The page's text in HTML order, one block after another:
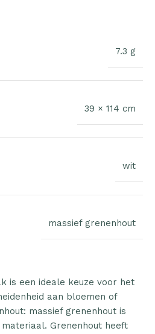
7.3 g
39 × 114 cm
wit
massief grenenhout
is een ideale keuze voor het
aan bloemen of
massief grenenhout is
Grenenhout heeft